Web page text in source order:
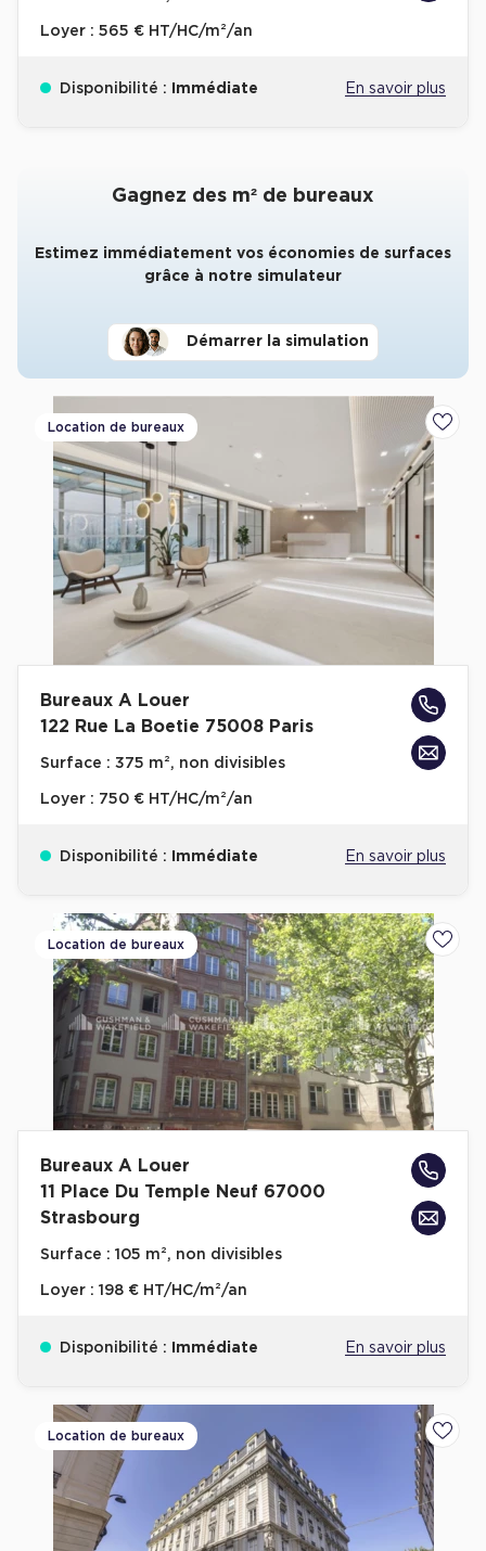
Loyer : 565 € HT/HC/m²/an
Disponibilité : Immédiate En savoir plus
Gagnez des m² de bureaux
Estimez immédiatement vos économies de surfaces
grâce à notre simulateur
Démarrer la simulation
Location de bureaux
Bureaux A Louer
122 Rue La Boetie 75008 Paris
Surface : 375 m², non divisibles
Loyer : 750 € HT/HC/m²/an
Disponibilité : Immédiate En savoir plus
Location de bureaux
Bureaux A Louer
11 Place Du Temple Neuf 67000
Strasbourg
Surface : 105 m², non divisibles
Loyer : 198 € HT/HC/m²/an
Disponibilité : Immédiate En savoir plus
Location de bureaux